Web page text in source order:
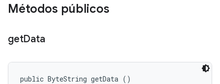
Métodos públicos
getData
public ByteString getData ()